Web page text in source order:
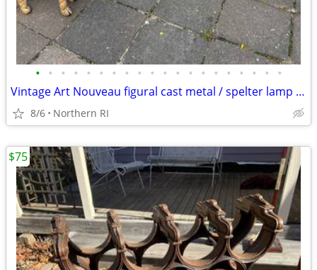
• • • • • • • • • • • • • • • • • • • •
Vintage Art Nouveau figural cast metal / spelter lamp A237
8/6 Northern RI
$75